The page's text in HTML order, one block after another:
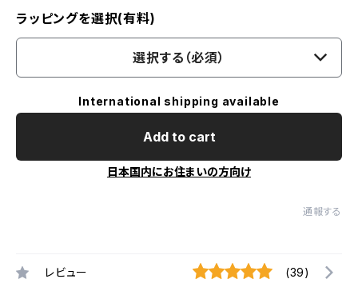
ラッピングを選択(有料)
選択する（必須）
International shipping available
Add to cart
日本国内にお住まいの方向け
通報する
レビュー (39)